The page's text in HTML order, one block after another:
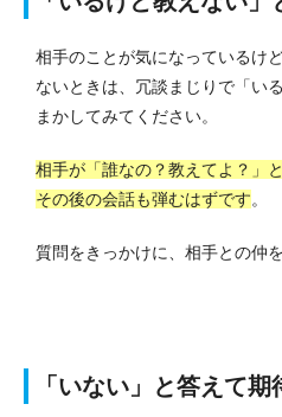
相手のことが気になっているけ
ないときは、冗談まじりで「い
まかしてみてください。
相手が「誰なの？教えてよ？」
その後の会話も弾むはずです。
質問をきっかけに、相手との仲
「いない」と答えて